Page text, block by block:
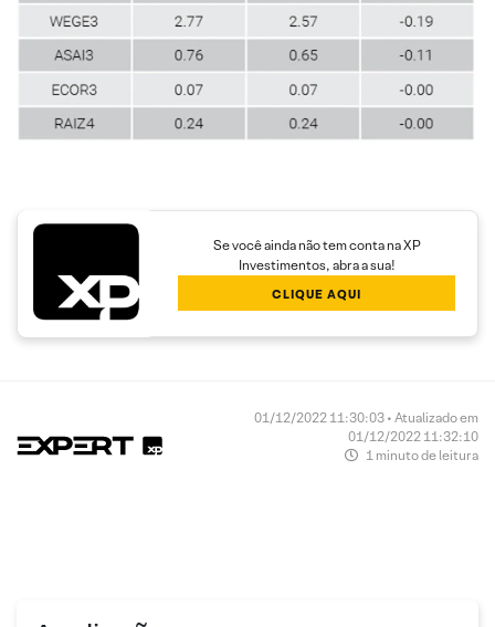
Se você ainda não tem conta na XP
Investimentos, abra a sua!
CLIQUE AQUI
01/12/2022 11:30:03 • Atualizado em
01/12/2022 11:32:10
1 minuto de leitura